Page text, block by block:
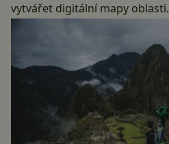
vytvářet digitální mapy oblasti.